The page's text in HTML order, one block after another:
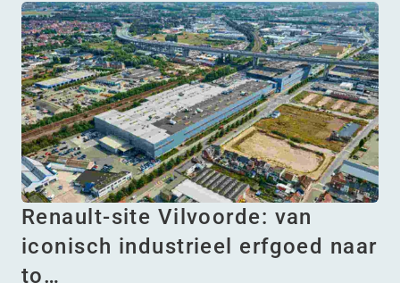
Renault-site Vilvoorde: van
iconisch industrieel erfgoed naar
to…